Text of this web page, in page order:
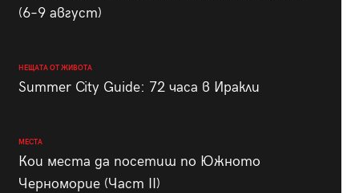
(6–9 август)
НЕЩАТА ОТ ЖИВОТА
Summer City Guide: 72 часа в Иракли
МЕСТА
Кои места да посетиш по Южното
Черноморие (Част II)